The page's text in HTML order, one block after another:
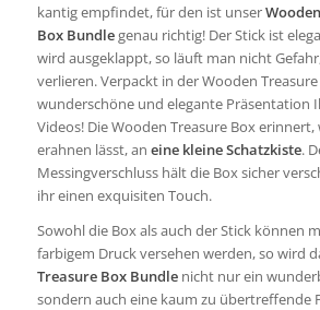
kantig empfindet, für den ist unser
Box Bundlegenau richtig! Der Stick ist
wird ausgeklappt, so läuft man nicht
verlieren. Verpackt in der Wooden
wunderschöne und elegante Präsentation
Videos! Die Wooden Treasure Box erinnert,
erahnen lässt, an eine kleine Schatzkiste.
Messingverschluss hält die Box sicher
ihr einen exquisiten Touch.
Sowohl die Box als auch der Stick können
farbigem Druck versehen werden, so wird
Treasure Box Bundlenicht nur ein
sondern auch eine kaum zu übertreffende